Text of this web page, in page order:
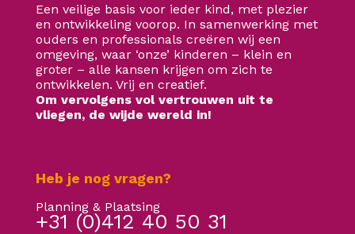
Een veilige basis voor ieder kind, met plezier
en ontwikkeling voorop. In samenwerking met
ouders en professionals creëren wij een
omgeving, waar ‘onze’ kinderen – klein en
groter – alle kansen krijgen om zich te
ontwikkelen. Vrij en creatief.
Om vervolgens vol vertrouwen uit te
vliegen, de wijde wereld in!
Heb je nog vragen?
Planning & Plaatsing
+31 (0)412 40 50 31